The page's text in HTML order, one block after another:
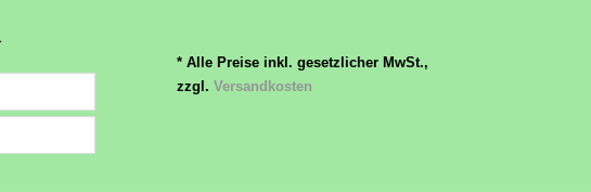
* Alle Preise inkl. gesetzlicher MwSt.,
zzgl. Versandkosten